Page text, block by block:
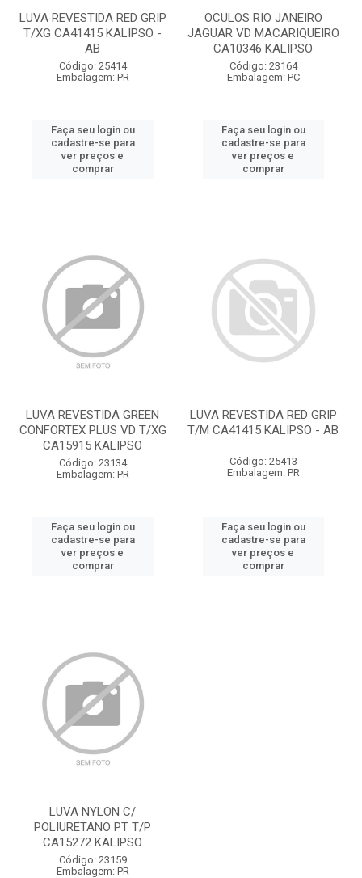
LUVA REVESTIDA RED GRIP
T/XG CA41415 KALIPSO -
AB
Código: 25414
Embalagem: PR
Faça seu login ou
cadastre-se para
ver preços e
comprar
OCULOS RIO JANEIRO
JAGUAR VD MACARIQUEIRO
CA10346 KALIPSO
Código: 23164
Embalagem: PC
Faça seu login ou
cadastre-se para
ver preços e
comprar
LUVA REVESTIDA GREEN
CONFORTEX PLUS VD T/XG
CA15915 KALIPSO
Código: 23134
Embalagem: PR
Faça seu login ou
cadastre-se para
ver preços e
comprar
LUVA REVESTIDA RED GRIP
T/M CA41415 KALIPSO - AB
Código: 25413
Embalagem: PR
Faça seu login ou
cadastre-se para
ver preços e
comprar
LUVA NYLON C/
POLIURETANO PT T/P
CA15272 KALIPSO
Código: 23159
Embalagem: PR